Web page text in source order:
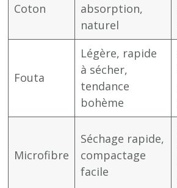
Coton
absorption,
naturel
Fouta
Légère, rapide
à sécher,
tendance
bohème
Microfibre
Séchage rapide,
compactage
facile